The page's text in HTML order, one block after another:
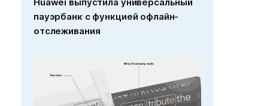
пауэрбанк с функцией офлайн-
отслеживания